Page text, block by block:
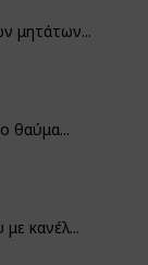
μητάτων...
θαύμα...
κανέλ...